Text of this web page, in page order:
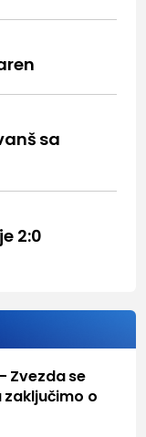
sa
2:0
Zvezda se
o